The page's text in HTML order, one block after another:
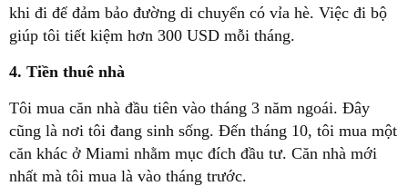
khi đi để đảm bảo đường di chuyển có vỉa hè. Việc đi bộ
giúp tôi tiết kiệm hơn 300 USD mỗi tháng.
4. Tiền thuê nhà
Tôi mua căn nhà đầu tiên vào tháng 3 năm ngoái. Đây
cũng là nơi tôi đang sinh sống. Đến tháng 10, tôi mua một
căn khác ở Miami nhằm mục đích đầu tư. Căn nhà mới
nhất mà tôi mua là vào tháng trước.